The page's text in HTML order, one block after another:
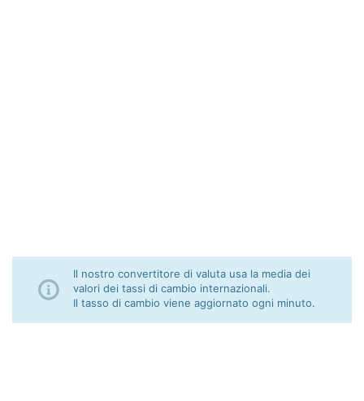
Il nostro convertitore di valuta usa la media dei
valori dei tassi di cambio internazionali.
Il tasso di cambio viene aggiornato ogni minuto.